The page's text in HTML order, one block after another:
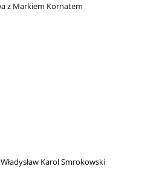
z Markiem Kornatem
Karol Smrokowski